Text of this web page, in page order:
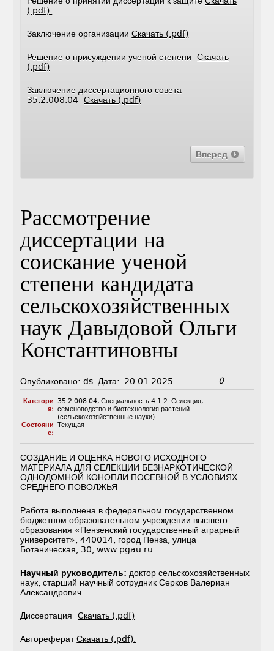
(.pdf).
Заключение организацииСкачать (.pdf)
Решение о присуждении ученой степениСкачать
(.pdf)
Заключение диссертационного совета
35.2.008.04Скачать (.pdf)
Вперед
Рассмотрение
диссертации на
соискание ученой
степени кандидата
сельскохозяйственных
наук Давыдовой Ольги
Константиновны
Опубликовано: ds Дата: 20.01.2025 0
Категори
я:
35.2.008.04, Специальность 4.1.2. Селекция,
семеноводство и биотехнология растений
(сельскохозяйственные науки)
Состояни
е:
Текущая
СОЗДАНИЕ И ОЦЕНКА НОВОГО ИСХОДНОГО
МАТЕРИАЛА ДЛЯ СЕЛЕКЦИИ БЕЗНАРКОТИЧЕСКОЙ
ОДНОДОМНОЙ КОНОПЛИ ПОСЕВНОЙ В УСЛОВИЯХ
СРЕДНЕГО ПОВОЛЖЬЯ
Работа выполнена в федеральном государственном
бюджетном образовательном учреждении высшего
образования «Пензенский государственный аграрный
университет», 440014, город Пенза, улица
Ботаническая, 30, www.pgau.ru
Научный руководитель: доктор сельскохозяйственных
наук, старший научный сотрудник Серков Валериан
Александрович
ДиссертацияСкачать (.pdf)
АвторефератСкачать (.pdf).